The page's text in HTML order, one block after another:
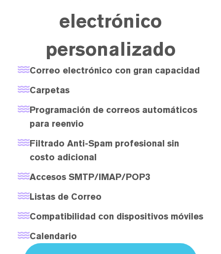
electrónico
personalizado
Correo electrónico con gran capacidad
Carpetas
Programación de correos automáticos
para reenvio
Filtrado Anti-Spam profesional sin
costo adicional
Accesos SMTP/IMAP/POP3
Listas de Correo
Compatibilidad con dispositivos móviles
Calendario